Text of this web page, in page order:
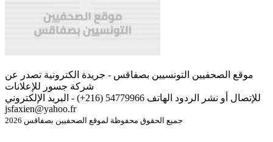
موقع الصحفيين التونسيين بصفاقس - جريدة الكترونية تصدر عن
شركة جسور للإعلانات
للإتصال أو نشر الردود الهاتف 54779966 (216+) - البريد الإلكتروني
jsfaxien@yahoo.fr
جميع الحقوق محفوظة لموقع الصحفيين بصفاقس 2026